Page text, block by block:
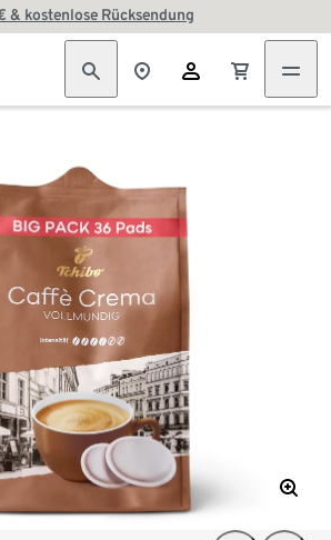
& kostenlose Rücksendung